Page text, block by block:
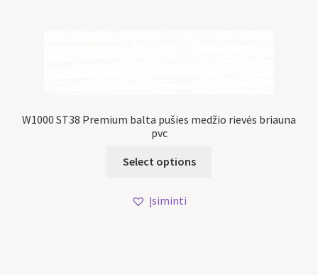
W1000 ST38 Premium balta pušies medžio rievės briauna
pvc
Select options
Įsiminti